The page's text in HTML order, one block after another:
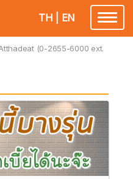
TH EN
(0-2655-6000 ext.